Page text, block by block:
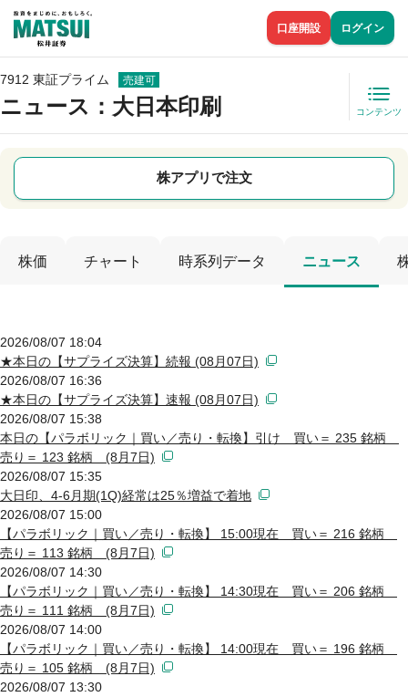
口座開設 ログイン
7912 東証プライム 売建可
ニュース ：大日本印刷 コンテンツ
株アプリで注文
株価 チャート 時系列データ ニュース
2026/08/07 18:04
★本日の【サプライズ決算】続報 (08月07日)
2026/08/07 16:36
★本日の【サプライズ決算】速報 (08月07日)
2026/08/07 15:38
本日の【パラボリック｜買い／売り・転換】引け 買い＝ 235 銘柄
売り＝ 123 銘柄 (8月7日)
2026/08/07 15:35
大日印、4-6月期(1Q)経常は25％増益で着地
2026/08/07 15:00
【パラボリック｜買い／売り・転換】 15:00現在 買い＝ 216 銘柄
売り＝ 113 銘柄 (8月7日)
2026/08/07 14:30
【パラボリック｜買い／売り・転換】 14:30現在 買い＝ 206 銘柄
売り＝ 111 銘柄 (8月7日)
2026/08/07 14:00
【パラボリック｜買い／売り・転換】 14:00現在 買い＝ 196 銘柄
売り＝ 105 銘柄 (8月7日)
2026/08/07 13:30